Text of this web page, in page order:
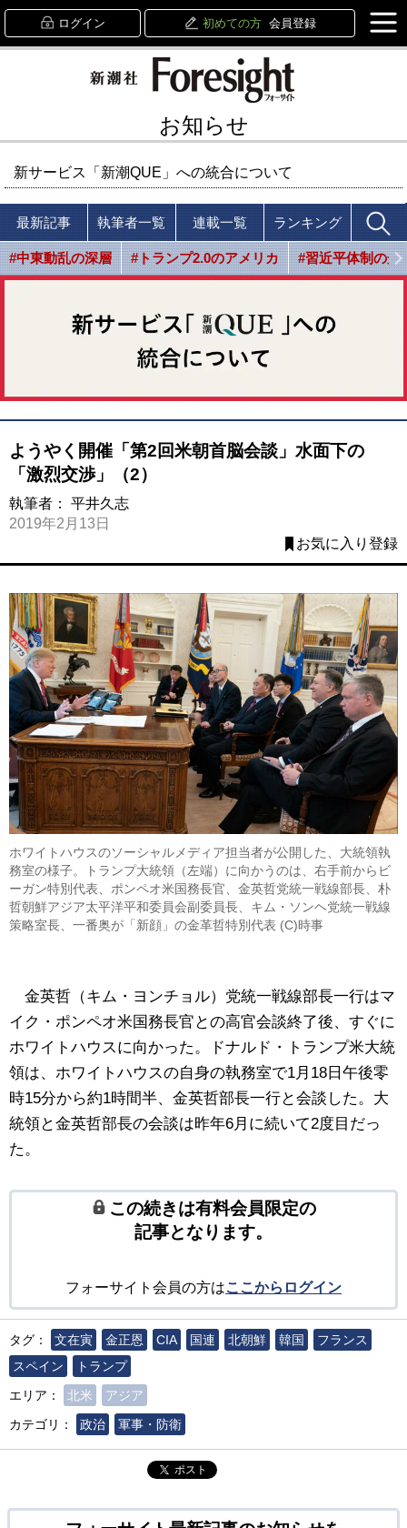
ログイン 初めての方 会員登録
お知らせ
新サービス「新潮QUE」への統合について
最新記事 執筆者一覧 連載一覧 ランキング
#中東動乱の深層 #トランプ2.0のアメリカ #習近平体制の光
ようやく開催「第2回米朝首脳会談」水面下の
「激烈交渉」（2）
執筆者： 平井久志
2019年2月13日
お気に入り登録
ホワイトハウスのソーシャルメディア担当者が公開した、大統領執
務室の様子。トランプ大統領（左端）に向かうのは、右手前からビ
ーガン特別代表、ポンペオ米国務長官、金英哲党統一戦線部長、朴
哲朝鮮アジア太平洋平和委員会副委員長、キム・ソンヘ党統一戦線
策略室長、一番奥が「新顔」の金革哲特別代表 (C)時事
金英哲（キム・ヨンチョル）党統一戦線部長一行はマ
イク・ポンペオ米国務長官との高官会談終了後、すぐに
ホワイトハウスに向かった。ドナルド・トランプ米大統
領は、ホワイトハウスの自身の執務室で1月18日午後零
時15分から約1時間半、金英哲部長一行と会談した。大
統領と金英哲部長の会談は昨年6月に続いて2度目だっ
た。
この続きは有料会員限定の
記事となります。
フォーサイト会員の方はここからログイン
タグ： 文在寅 金正恩 CIA 国連 北朝鮮 韓国
フランス
スペイン
トランプ
エリア：
北米
アジア
カテゴリ：
政治 軍事・防衛
ポスト